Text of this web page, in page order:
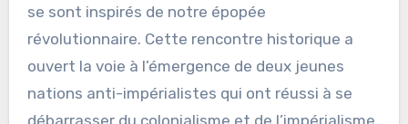
se sont inspirés de notre épopée
révolutionnaire. Cette rencontre historique a
ouvert la voie à l’émergence de deux jeunes
nations anti-impérialistes qui ont réussi à se
débarrasser du colonialisme et de l’impérialisme